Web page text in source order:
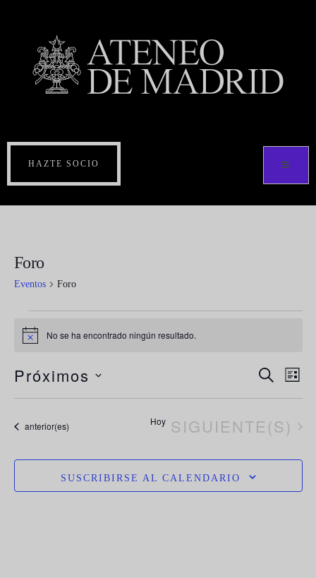
HAZTE SOCIO
Foro
Eventos Foro
Aviso No se ha encontrado ningún resultado.
de
y
de
BUSCAR
Próximos
Selecciona
la Eventos
anterior(es) Hoy EVENTOS
SIGUIENTE(S)
SUSCRIBIRSE AL CALENDARIO